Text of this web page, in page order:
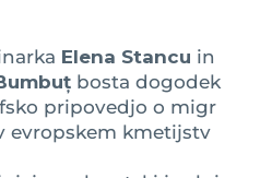
Elena Stancu in
bosta dogodek
pripovedjo o migr
evropskem kmetijstv